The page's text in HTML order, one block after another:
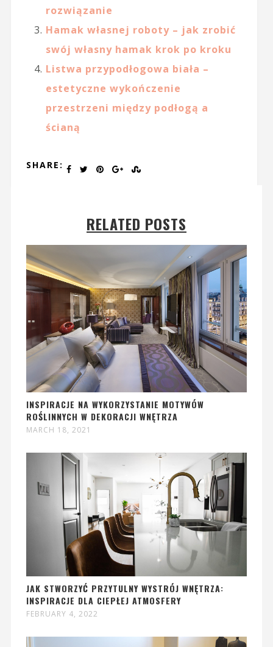
rozwiązanie
Hamak własnej roboty – jak zrobić
swój własny hamak krok po kroku
Listwa przypodłogowa biała –
estetyczne wykończenie
przestrzeni między podłogą a
ścianą
SHARE:
RELATED POSTS
INSPIRACJE NA WYKORZYSTANIE MOTYWÓW
ROŚLINNYCH W DEKORACJI WNĘTRZA
MARCH 18, 2021
JAK STWORZYĆ PRZYTULNY WYSTRÓJ WNĘTRZA:
INSPIRACJE DLA CIEPŁEJ ATMOSFERY
FEBRUARY 4, 2022